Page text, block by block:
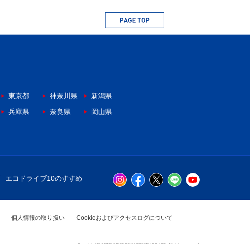
東京都 神奈川県
新潟県
兵庫県 奈良県
岡山県
エコドライブ10のすすめ
個人情報の取り扱い
Cookieおよびアクセスログについて